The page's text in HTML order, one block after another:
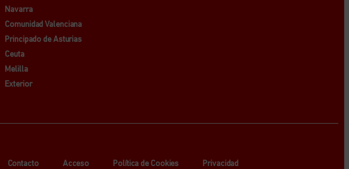
Navarra
Comunidad Valenciana
Principado de Asturias
Ceuta
Melilla
Exterior
Contacto Acceso Política de Cookies Privacidad